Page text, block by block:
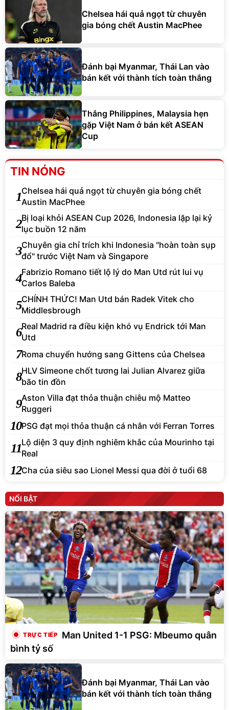
Chelsea hái quả ngọt từ chuyên
gia bóng chết Austin MacPhee
Đánh bại Myanmar, Thái Lan vào
bán kết với thành tích toàn thắng
Thắng Philippines, Malaysia hẹn
gặp Việt Nam ở bán kết ASEAN
Cup
TIN NÓNG
1Chelsea hái quả ngọt từ chuyên gia bóng chết
Austin MacPhee
2Bị loại khỏi ASEAN Cup 2026, Indonesia lặp lại kỷ
lục buồn 12 năm
3Chuyên gia chỉ trích khi Indonesia "hoàn toàn sụp
đổ" trước Việt Nam và Singapore
4Fabrizio Romano tiết lộ lý do Man Utd rút lui vụ
Carlos Baleba
5CHÍNH THỨC! Man Utd bán Radek Vitek cho
Middlesbrough
6Real Madrid ra điều kiện khó vụ Endrick tới Man
Utd
7Roma chuyển hướng sang Gittens của Chelsea
8HLV Simeone chốt tương lai Julian Alvarez giữa
bão tin đồn
9Aston Villa đạt thỏa thuận chiêu mộ Matteo
Ruggeri
10PSG đạt mọi thỏa thuận cá nhân với Ferran Torres
11Lộ diện 3 quy định nghiêm khắc của Mourinho tại
Real
12Cha của siêu sao Lionel Messi qua đời ở tuổi 68
NỔI BẬT
Man United 1-1 PSG: Mbeumo quân
bình tỷ số
Đánh bại Myanmar, Thái Lan vào
bán kết với thành tích toàn thắng